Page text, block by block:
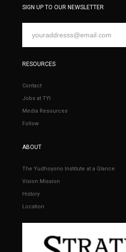
SIGN UP TO OUR NEWSLETTER
RESOURCES
Contact
Jobs at TYI
Media Resources
Follow
ABOUT
The Yudhoyono Institute at a Glance
Vision Mission
History
Location